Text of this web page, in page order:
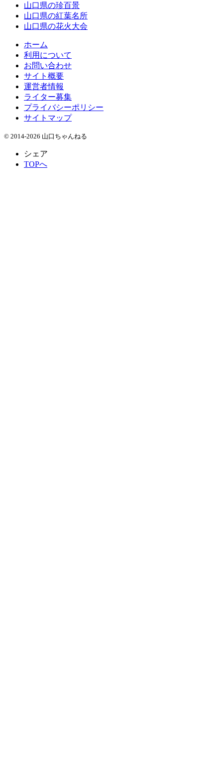
山口県の珍百景
山口県の紅葉名所
山口県の花火大会
ホーム
利用について
お問い合わせ
サイト概要
運営者情報
ライター募集
プライバシーポリシー
サイトマップ
© 2014-2026 山口ちゃんねる
シェア
TOPへ